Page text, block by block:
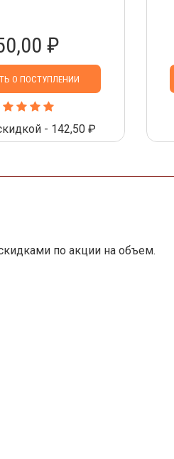
₽
О ПОСТУПЛЕНИИ
- 142,50 ₽
по акции на объем.